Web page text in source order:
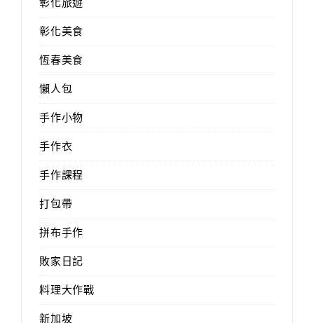
彰化旅遊
彰化美食
恆春美食
懶人包
手作小物
手作衣
手作課程
打包帶
拼布手作
敗家日記
料理大作戰
新加坡